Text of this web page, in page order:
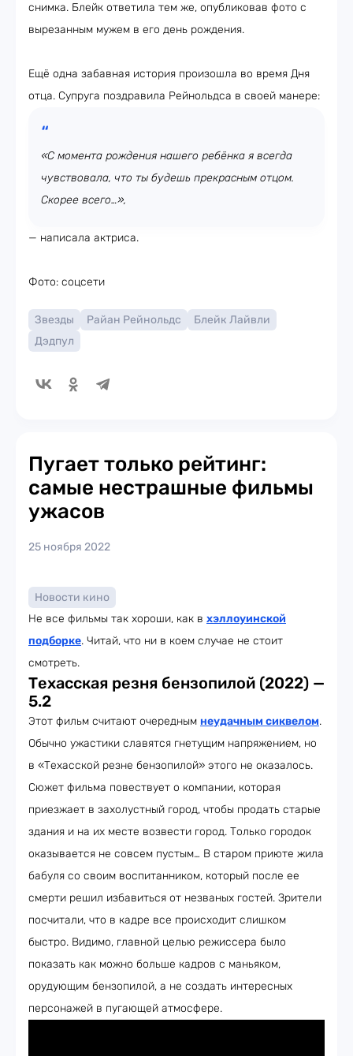
снимка. Блейк ответила тем же, опубликовав фото с
вырезанным мужем в его день рождения.
Ещё одна забавная история произошла во время Дня
отца. Супруга поздравила Рейнольдса в своей манере:
«С момента рождения нашего ребёнка я всегда
чувствовала, что ты будешь прекрасным отцом.
Скорее всего…»,
— написала актриса.
Фото: соцсети
Звезды Райан Рейнольдс
Блейк Лайвли
Дэдпул
Пугает только рейтинг:
самые нестрашные фильмы
ужасов
25 ноября 2022
Новости кино
Не все фильмы так хороши, как в хэллоуинской
подборке. Читай, что ни в коем случае не стоит
смотреть.
Техасская резня бензопилой (2022) —
5.2
Этот фильм считают очередным неудачным сиквелом.
Обычно ужастики славятся гнетущим напряжением, но
в «Техасской резне бензопилой» этого не оказалось.
Сюжет фильма повествует о компании, которая
приезжает в захолустный город, чтобы продать старые
здания и на их месте возвести город. Только городок
оказывается не совсем пустым… В старом приюте жила
бабуля со своим воспитанником, который после ее
смерти решил избавиться от незваных гостей. Зрители
посчитали, что в кадре все происходит слишком
быстро. Видимо, главной целью режиссера было
показать как можно больше кадров с маньяком,
орудующим бензопилой, а не создать интересных
персонажей в пугающей атмосфере.